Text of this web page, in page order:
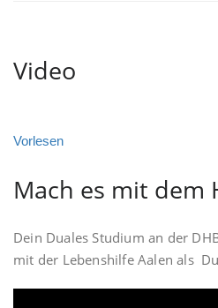
Video
Vorlesen
Mach es mit dem
Dein Duales Studium an der
mit der Lebenshilfe Aalen als